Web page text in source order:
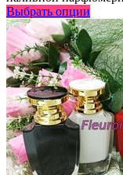
Выбрать опции